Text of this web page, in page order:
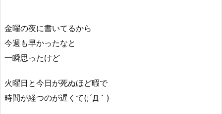
金曜の夜に書いてるから
今週も早かったなと
一瞬思ったけど
火曜日と今日が死ぬほど暇で
時間が経つのが遅くて(;´Д｀)